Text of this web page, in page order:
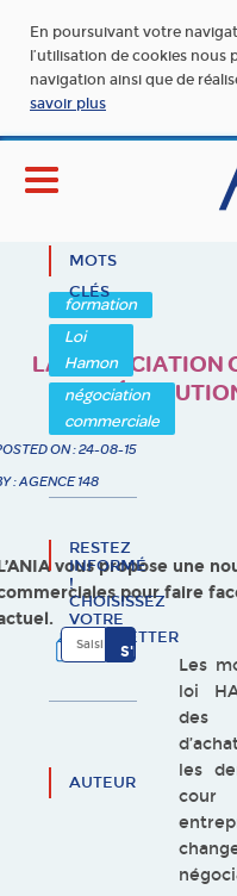
En poursuivant votre
l’utilisation de cookies
navigation ainsi que de
savoir plus
LA NÉGOCIATION
ON : 24-08-15
: AGENCE 148
vous propose une
pour faire
MOTS
CLÉS
formation
Loi
Hamon
négociation
commerciale
RESTEZ
INFORMÉ
!
CHOISISSEZ
VOTRE
NEWSLETTER
AUTEUR
Les
loi
les
cour